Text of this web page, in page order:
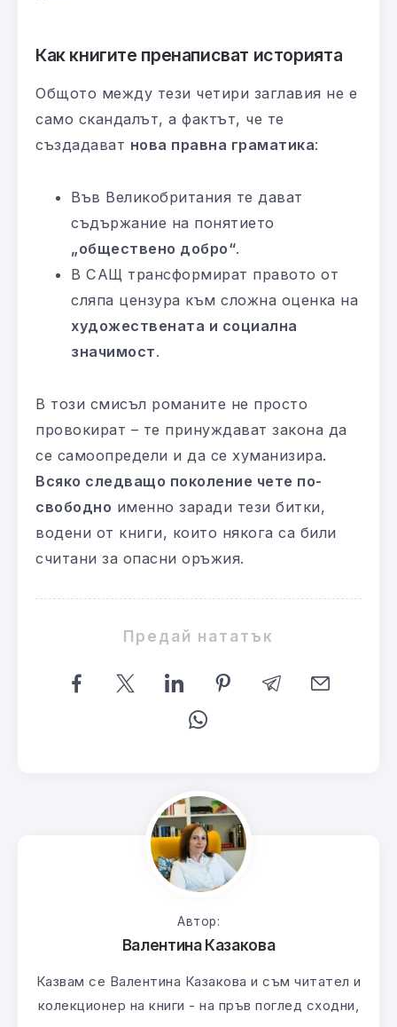
Как книгите пренаписват историята
Общото между тези четири заглавия не е
само скандалът, а фактът, че те
създадават нова правна граматика:
Във Великобритания те дават
съдържание на понятието
„обществено добро“.
В САЩ трансформират правото от
сляпа цензура към сложна оценка на
художествената и социална
значимост.
В този смисъл романите не просто
провокират – те принуждават закона да
се самоопредели и да се хуманизира.
Всяко следващо поколение чете по-
свободно именно заради тези битки,
водени от книги, които някога са били
считани за опасни оръжия.
Предай нататък
Автор:
Валентина Казакова
Казвам се Валентина Казакова и съм читател и
колекционер на книги - на пръв поглед сходни,